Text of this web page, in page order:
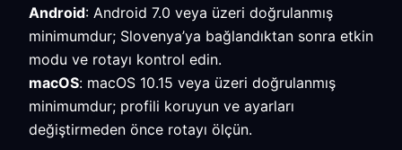
Android: Android 7.0 veya üzeri doğrulanmış
minimumdur; Slovenya’ya bağlandıktan sonra etkin
modu ve rotayı kontrol edin.
macOS: macOS 10.15 veya üzeri doğrulanmış
minimumdur; profili koruyun ve ayarları
değiştirmeden önce rotayı ölçün.